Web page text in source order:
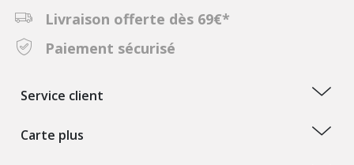
Livraison offerte dès 69€*
Paiement sécurisé
Service client
Carte plus